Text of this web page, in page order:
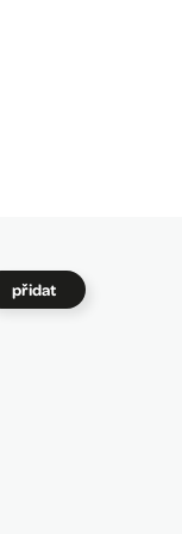
přidat